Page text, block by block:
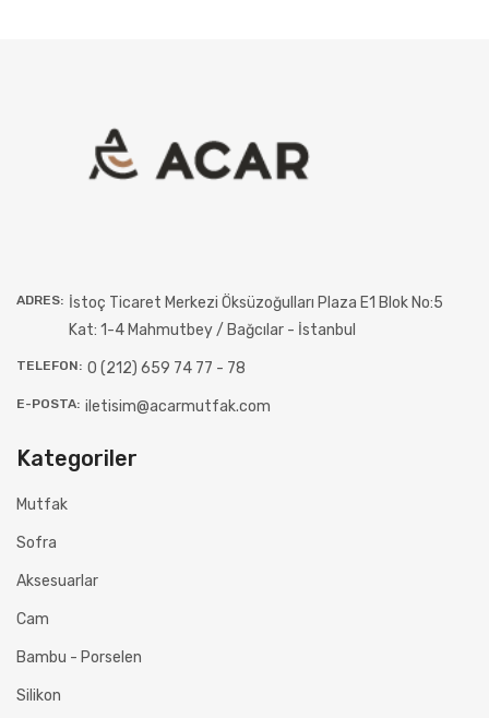
ADRES: İstoç Ticaret Merkezi Öksüzoğulları Plaza E1 Blok No:5
Kat: 1-4 Mahmutbey / Bağcılar - İstanbul
TELEFON: 0 (212) 659 74 77 - 78
E-POSTA: iletisim@acarmutfak.com
Kategoriler
Mutfak
Sofra
Aksesuarlar
Cam
Bambu - Porselen
Silikon